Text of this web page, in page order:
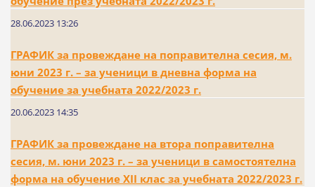
28.06.2023 13:26
ГРАФИК за провеждане на поправителна сесия, м.
юни 2023 г. – за ученици в дневна форма на
обучение за учебната 2022/2023 г.
20.06.2023 14:35
ГРАФИК за провеждане на втора поправителна
сесия, м. юни 2023 г. – за ученици в самостоятелна
форма на обучение XII клас за учебната 2022/2023 г.